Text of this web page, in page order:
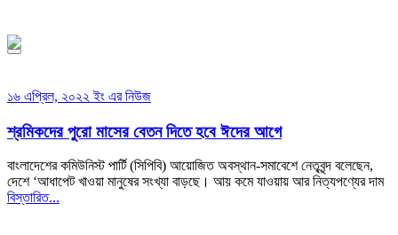
১৬ এপ্রিল, ২০২২ ইং এর নিউজ
শ্রমিকদের পুরো মাসের বেতন দিতে হবে ঈদের আগে
বাংলাদেশের কমিউনিস্ট পার্টি (সিপিবি) আয়োজিত অবস্থান-সমাবেশে নেতৃবৃন্দ বলেছেন,
দেশে ‘আধাপেট খাওয়া মানুষের সংখ্যা বাড়ছে। আয় কমে যাওয়ায় আর নিত্যপণ্যের দাম
বিস্তারিত...